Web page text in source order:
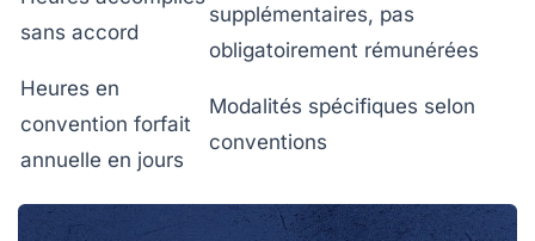
sans accord
supplémentaires, pas
obligatoirement rémunérées
Heures en
convention forfait
annuelle en jours
Modalités spécifiques selon
conventions